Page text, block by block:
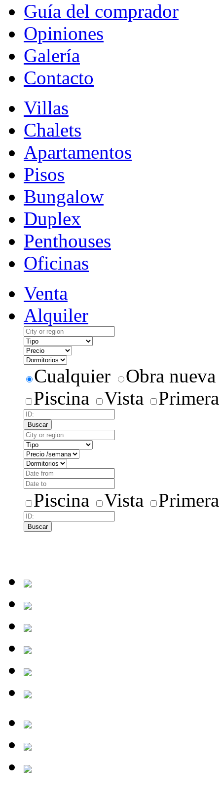
Guía del comprador
Opiniones
Galería
Contacto
Villas
Chalets
Apartamentos
Pisos
Bungalow
Duplex
Penthouses
Oficinas
Venta
Alquiler
Cualquier
Obra nueva
Piscina
Vista
Buscar
Piscina Vista
Buscar